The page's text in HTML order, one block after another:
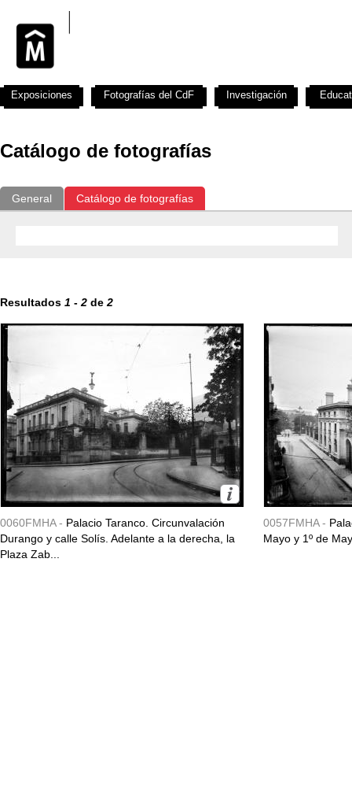
Catálogo de fotografías
General Catálogo de fotografías
Resultados 1 - 2 de 2
0060FMHA - Palacio Taranco. Circunvalación
Durango y calle Solís. Adelante a la derecha, la
Plaza Zab...
0057FMHA -
Mayo y 1º de
Exposiciones Fotografías del CdF Investigación